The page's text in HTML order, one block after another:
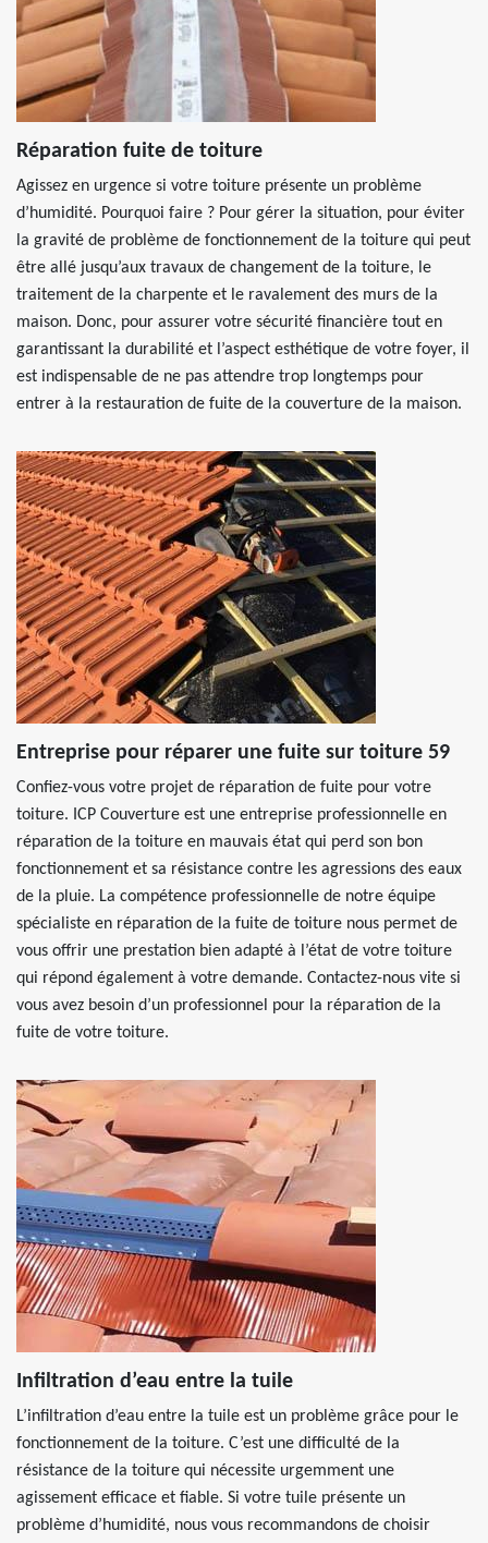
Réparation fuite de toiture
Agissez en urgence si votre toiture présente un problème
d’humidité. Pourquoi faire ? Pour gérer la situation, pour éviter
la gravité de problème de fonctionnement de la toiture qui peut
être allé jusqu’aux travaux de changement de la toiture, le
traitement de la charpente et le ravalement des murs de la
maison. Donc, pour assurer votre sécurité financière tout en
garantissant la durabilité et l’aspect esthétique de votre foyer, il
est indispensable de ne pas attendre trop longtemps pour
entrer à la restauration de fuite de la couverture de la maison.
Entreprise pour réparer une fuite sur toiture 59
Confiez-vous votre projet de réparation de fuite pour votre
toiture. ICP Couverture est une entreprise professionnelle en
réparation de la toiture en mauvais état qui perd son bon
fonctionnement et sa résistance contre les agressions des eaux
de la pluie. La compétence professionnelle de notre équipe
spécialiste en réparation de la fuite de toiture nous permet de
vous offrir une prestation bien adapté à l’état de votre toiture
qui répond également à votre demande. Contactez-nous vite si
vous avez besoin d’un professionnel pour la réparation de la
fuite de votre toiture.
Infiltration d’eau entre la tuile
L’infiltration d’eau entre la tuile est un problème grâce pour le
fonctionnement de la toiture. C’est une difficulté de la
résistance de la toiture qui nécessite urgemment une
agissement efficace et fiable. Si votre tuile présente un
problème d’humidité, nous vous recommandons de choisir